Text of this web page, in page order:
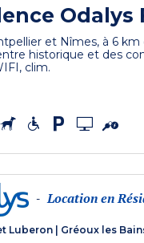
Odalys
et Nîmes, à 6 km
historique et des
clim.
- Location en
Luberon Gréoux les